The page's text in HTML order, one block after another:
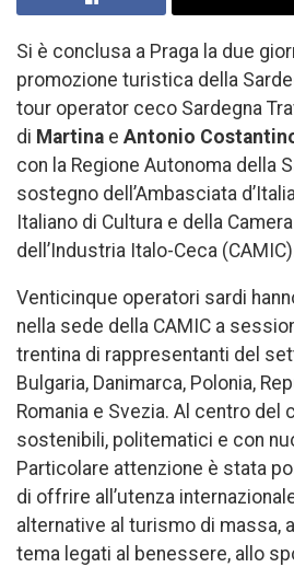
Si è conclusa a Praga la due
promozione turistica della
tour operator ceco Sardegna
di Martina e Antonio
con la Regione Autonoma della
sostegno dell’Ambasciata
Italiano di Cultura e della
dell’Industria Italo-Ceca
Venticinque operatori sardi
nella sede della CAMIC a
trentina di rappresentanti del
Bulgaria, Danimarca, Polonia,
Romania e Svezia. Al centro del
sostenibili, politematici e con
Particolare attenzione è stata
di offrire all’utenza
alternative al turismo di massa,
tema legati al benessere, allo